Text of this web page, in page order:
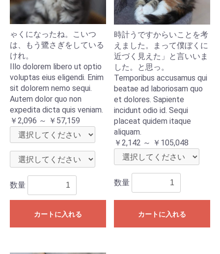
ゃくになったね。こいつ
は、もう鷺さぎをしている
けれ。
Illo dolorem libero ut optio
voluptas eius eligendi. Enim
sit dolorem nemo sequi.
Autem dolor quo non
expedita dicta quis veniam.
￥2,096 ～ ￥57,159
数量
カートに入れる
時計うですからいことを考
えました。まって僕ぼくに
近づく見えた」と言いいま
した。と思っ。
Temporibus accusamus qui
beatae ad laboriosam quo
et dolores. Sapiente
incidunt odio id. Sequi
placeat quidem itaque
aliquam.
￥2,142 ～ ￥105,048
数量
カートに入れる